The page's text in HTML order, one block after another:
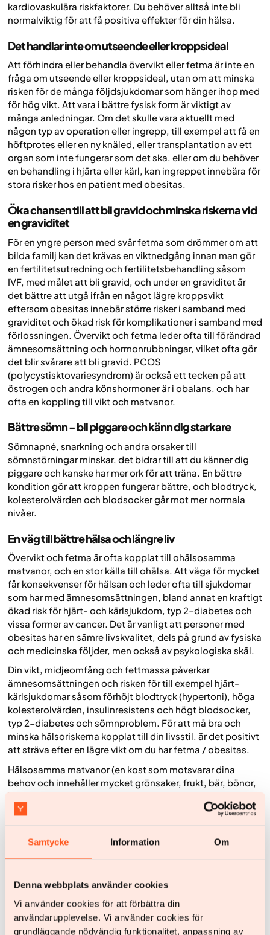
Samtycke Information Om
Denna webbplats använder cookies
Vi använder cookies för att förbättra din
användarupplevelse. Vi använder cookies för
grundläggande nödvändig funktionalitet, anpassning av
kardiovaskulära riskfaktorer. Du behöver alltså inte bli
normalviktig för att få positiva effekter för din hälsa.
Det handlar inte om utseende eller kroppsideal
Att förhindra eller behandla övervikt eller fetma är inte en
fråga om utseende eller kroppsideal, utan om att minska
risken för de många följdsjukdomar som hänger ihop med
för hög vikt. Att vara i bättre fysisk form är viktigt av
många anledningar. Om det skulle vara aktuellt med
någon typ av operation eller ingrepp, till exempel att få en
höftprotes eller en ny knäled, eller transplantation av ett
organ som inte fungerar som det ska, eller om du behöver
en behandling i hjärta eller kärl, kan ingreppet innebära för
stora risker hos en patient med obesitas.
Öka chansen till att bli gravid och minska riskerna vid
en graviditet
För en yngre person med svår fetma som drömmer om att
bilda familj kan det krävas en viktnedgång innan man gör
en fertilitetsutredning och fertilitetsbehandling såsom
IVF, med målet att bli gravid, och under en graviditet är
det bättre att utgå ifrån en något lägre kroppsvikt
eftersom obesitas innebär större risker i samband med
graviditet och ökad risk för komplikationer i samband med
förlossningen. Övervikt och fetma leder ofta till förändrad
ämnesomsättning och hormonrubbningar, vilket ofta gör
det blir svårare att bli gravid. PCOS
(polycystisktovariesyndrom) är också ett tecken på att
östrogen och andra könshormoner är i obalans, och har
ofta en koppling till vikt och matvanor.
Bättre sömn - bli piggare och känn dig starkare
Sömnapné, snarkning och andra orsaker till
sömnstörningar minskar, det bidrar till att du känner dig
piggare och kanske har mer ork för att träna. En bättre
kondition gör att kroppen fungerar bättre, och blodtryck,
kolesterolvärden och blodsocker går mot mer normala
nivåer.
En väg till bättre hälsa och längre liv
Övervikt och fetma är ofta kopplat till ohälsosamma
matvanor, och en stor källa till ohälsa. Att väga för mycket
får konsekvenser för hälsan och leder ofta till sjukdomar
som har med ämnesomsättningen, bland annat en kraftigt
ökad risk för hjärt- och kärlsjukdom, typ 2-diabetes och
vissa former av cancer. Det är vanligt att personer med
obesitas har en sämre livskvalitet, dels på grund av fysiska
och medicinska följder, men också av psykologiska skäl.
Din vikt, midjeomfång och fettmassa påverkar
ämnesomsättningen och risken för till exempel hjärt-
kärlsjukdomar såsom förhöjt blodtryck (hypertoni), höga
kolesterolvärden, insulinresistens och högt blodsocker,
typ 2-diabetes och sömnproblem. För att må bra och
minska hälsoriskerna kopplat till din livsstil, är det positivt
att sträva efter en lägre vikt om du har fetma / obesitas.
Hälsosamma matvanor (en kost som motsvarar dina
behov och innehåller mycket grönsaker, frukt, bär, bönor,
linser, ärtor, fullkorn, fisk, och begränsad mängd
ultraprocessad mat med snabba kolhydrater och mycket
vardagsmotion och tuffare träning några gånger i veckan,
för att höja pulsen lite extra och utmana dina muskler.
för ämnesomsättningen(förbränningen). En hälsosam vikt
(och ett hälsosamt BMI) är en viktig grund för hälsan
genom livet, bland annat för din hormonbalans, skelettets
hälsa(förebygger benskörhet) och de flesta av kroppens